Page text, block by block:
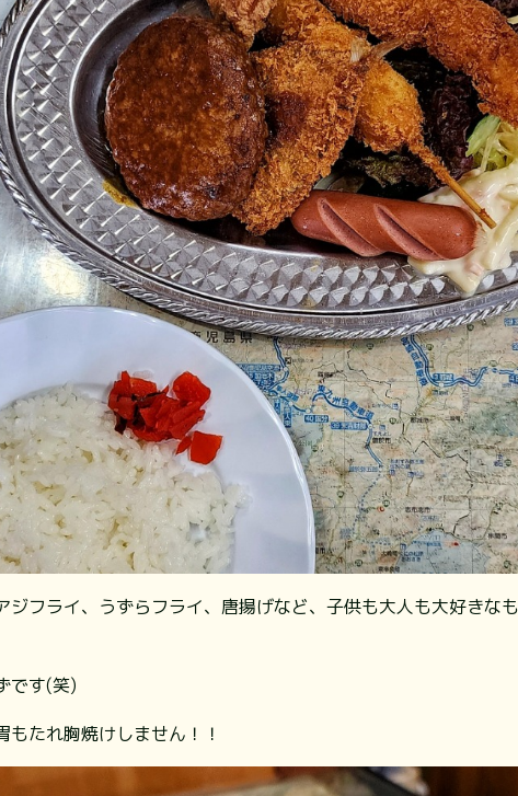
ジフライ、うずらフライ、唐揚げなど、子供も大人も大好きな
です(笑)⁡
たれ胸焼けしません！！